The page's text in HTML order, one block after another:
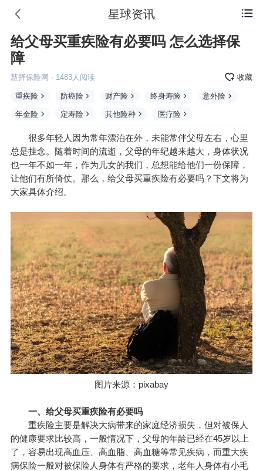
 星球资讯
给父母买重疾险有必要吗 怎么选择保
障
慧择保险网 · 1483人阅读 收藏
重疾险 防癌险 财产险 终身寿险 意外险
年金险 定寿险 其他险种 医疗险
很多年轻人因为常年漂泊在外，未能常伴父母左右，心里
总是挂念。随着时间的流逝，父母的年纪越来越大，身体状况
也一年不如一年，作为儿女的我们，总想能给他们一份保障，
让他们有所倚仗。那么，给父母买重疾险有必要吗？下文将为
大家具体介绍。
图片来源：pixabay
一、给父母买重疾险有必要吗
重疾险主要是解决大病带来的家庭经济损失，但对被保人
的健康要求比较高，一般情况下，父母的年龄已经在45岁以上
了，容易出现高血压、高血脂、高血糖等常见疾病，而重大疾
病保险一般对被保险人身体有严格的要求，老年人身体有小毛